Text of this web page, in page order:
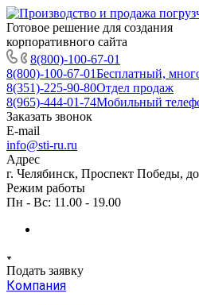
Готовое решение для создания
корпоративного сайта
8(800)-100-67-01
8(800)-100-67-01Бесплатный,
8(351)-225-90-80Отдел продаж
8(965)-444-01-74Мобильный
Заказать звонок
E-mail
info@sti-ru.ru
Адрес
г. Челябинск, Проспект Победы,
Режим работы
Пн - Вс: 11.00 - 19.00
Подать заявку
Компания